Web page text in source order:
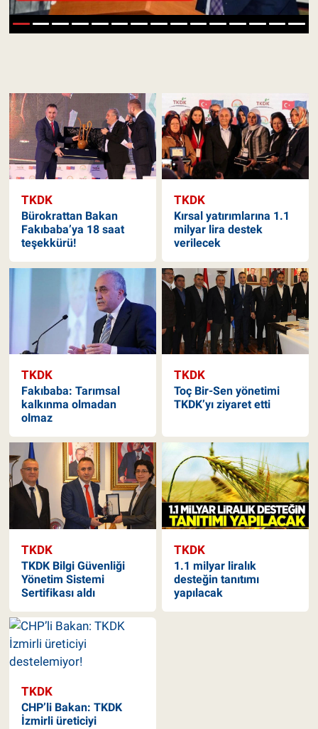
TKDK
Bürokrattan Bakan
Fakıbaba’ya 18 saat
teşekkürü!
TKDK
Kırsal yatırımlarına 1.1
milyar lira destek
verilecek
TKDK
Fakıbaba: Tarımsal
kalkınma olmadan
olmaz
TKDK
Toç Bir-Sen yönetimi
TKDK’yı ziyaret etti
TKDK
TKDK Bilgi Güvenliği
Yönetim Sistemi
Sertifikası aldı
TKDK
1.1 milyar liralık
desteğin tanıtımı
yapılacak
TKDK
CHP’li Bakan: TKDK
İzmirli üreticiyi
Pankobirlik
Tarım Bilgisi
Yetiştirici Soruyor
Dünyada Tarım
Üretici Birlikleri
Şeker ve Şekerli Mamüller
Tahıllar ve Baklagiller
Tohum